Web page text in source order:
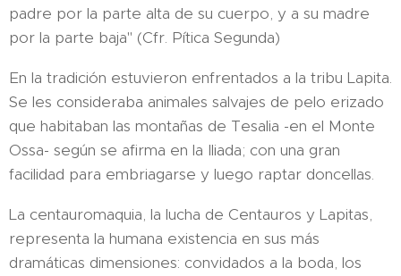
padre por la parte alta de su cuerpo, y a su madre
por la parte baja" (Cfr. Pítica Segunda)
En la tradición estuvieron enfrentados a la tribu Lapita.
Se les consideraba animales salvajes de pelo erizado
que habitaban las montañas de Tesalia -en el Monte
Ossa- según se afirma en la Iliada; con una gran
facilidad para embriagarse y luego raptar doncellas.
La centauromaquia, la lucha de Centauros y Lapitas,
representa la humana existencia en sus más
dramáticas dimensiones: convidados a la boda, los